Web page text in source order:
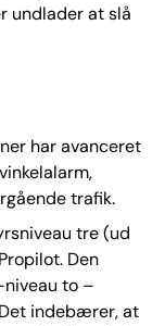
undlader at slå
har avanceret
trafik.
tre (ud
Den
niveau to –
indebærer, at